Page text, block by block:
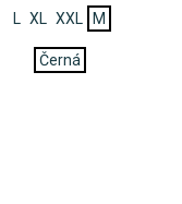
L XL XXL M
Černá